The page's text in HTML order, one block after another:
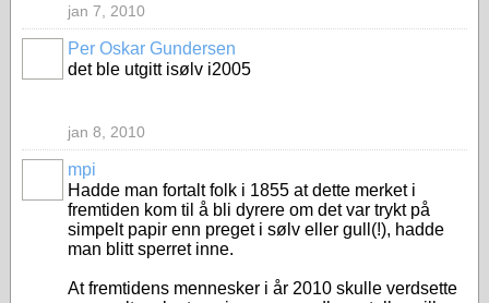
jan 7, 2010
Per Oskar Gundersen
det ble utgitt isølv i2005
jan 8, 2010
mpi
Hadde man fortalt folk i 1855 at dette merket i
fremtiden kom til å bli dyrere om det var trykt på
simpelt papir enn preget i sølv eller gull(!), hadde
man blitt sperret inne.
At fremtidens mennesker i år 2010 skulle verdsette